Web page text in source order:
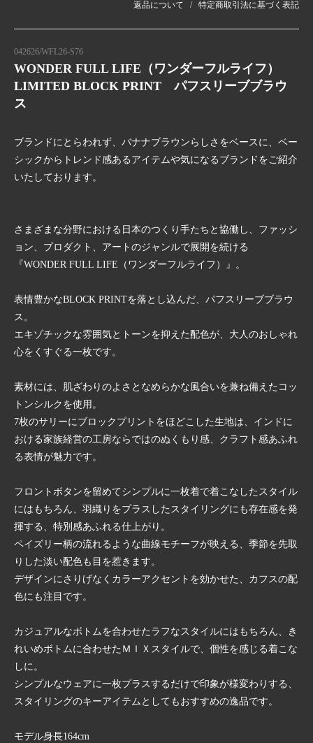
返品について 特定商取引法に基づく表記
042626/WFL26-S76
WONDER FULL LIFE（ワンダーフルライフ）
LIMITED BLOCK PRINT パフスリーブブラウ
ス
ブランドにとらわれず、バナナブラウンらしさをベースに、ベー
シックからトレンド感あるアイテムや気になるブランドをご紹介
いたしております。
さまざまな分野における日本のつくり手たちと協働し、ファッシ
ョン、プロダクト、アートのジャンルで展開を続ける
『WONDER FULL LIFE（ワンダーフルライフ）』。
表情豊かなBLOCK PRINTを落とし込んだ、パフスリーブブラウ
ス。
エキゾチックな雰囲気とトーンを抑えた配色が、大人のおしゃれ
心をくすぐる一枚です。
素材には、肌ざわりのよさとなめらかな風合いを兼ね備えたコッ
トンシルクを使用。
7枚のサリーにブロックプリントをほどこした生地は、インドに
おける家族経営の工房ならではのぬくもり感、クラフト感あふれ
る表情が魅力です。
フロントボタンを留めてシンプルに一枚着で着こなしたスタイル
にはもちろん、羽織りをプラスしたスタイリングにも存在感を発
揮する、特別感あふれる仕上がり。
ペイズリー柄の流れるような曲線モチーフが映える、季節を先取
りした淡い配色も目を惹きます。
デザインにさりげなくカラーアクセントを効かせた、カフスの配
色にも注目です。
カジュアルなボトムを合わせたラフなスタイルにはもちろん、き
れいめボトムに合わせたＭＩＸスタイルで、個性を感じる着こな
しに。
シンプルなウェアに一枚プラスするだけで印象が様変わりする、
スタイリングのキーアイテムとしてもおすすめの逸品です。
モデル身長164cm